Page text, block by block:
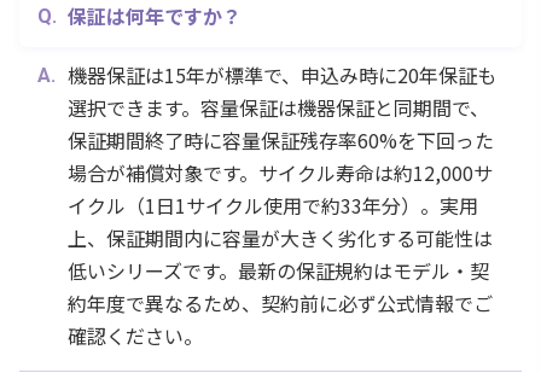
保証は何年ですか？
機器保証は15年が標準で、申込み時に20年保証も
選択できます。容量保証は機器保証と同期間で、
保証期間終了時に容量保証残存率60%を下回った
場合が補償対象です。サイクル寿命は約12,000サ
イクル（1日1サイクル使用で約33年分）。実用
上、保証期間内に容量が大きく劣化する可能性は
低いシリーズです。最新の保証規約はモデル・契
約年度で異なるため、契約前に必ず公式情報でご
確認ください。